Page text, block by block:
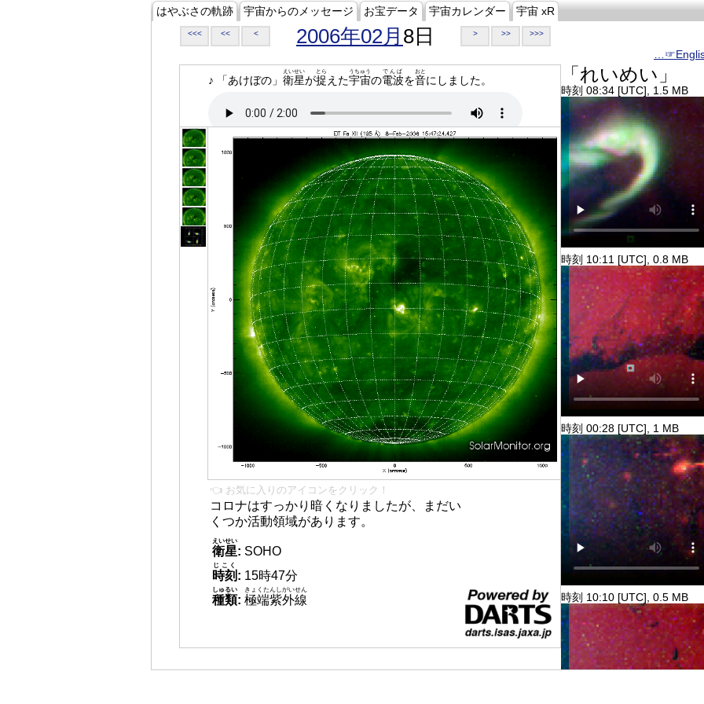
はやぶさの軌跡 宇宙からのメッセージ お宝データ 宇宙カレンダー 宇宙 xR
<<< << < 2006年02月 8日 > >> >>>
♪ 「あけぼの」 衛星
えいせい
が捉
とら
えた宇宙
うちゅう
の電波
でんぱ
を音
おと
にしました。
👈 お気に入りのアイコンをクリック！
コロナはすっかり暗くなりましたが、まだい
くつか活動領域があります。
衛星
えいせい
: SOHO
時刻
じこく
: 15時47分
種類
しゅるい
: 極端紫外線
きょくたんしがいせん
「れいめい」
時刻 08:34 [UTC], 1.5 MB
時刻 10:11 [UTC], 0.8 MB
時刻 00:28 [UTC], 1 MB
時刻 10:10 [UTC], 0.5 MB